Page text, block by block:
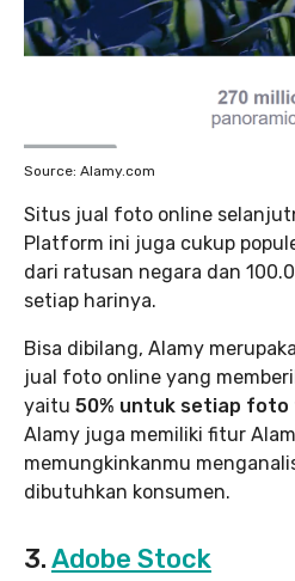
Source: Alamy.com
Situs jual foto online
Platform ini juga cukup
dari ratusan negara dan
setiap harinya.
Bisa dibilang, Alamy
jual foto online yang
yaitu 50% untuk setiap foto
Alamy juga memiliki fitur
memungkinkanmu
dibutuhkan konsumen.
3.Adobe Stock